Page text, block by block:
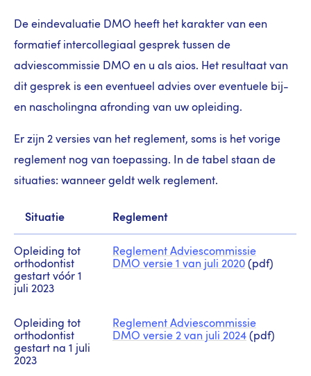
De eindevaluatie DMO heeft het karakter van een
formatief intercollegiaal gesprek tussen de
adviescommissie DMO en u als aios. Het resultaat van
dit gesprek is een eventueel advies over eventuele bij-
en nascholingna afronding van uw opleiding.
Er zijn 2 versies van het reglement, soms is het vorige
reglement nog van toepassing. In de tabel staan de
situaties: wanneer geldt welk reglement.
Situatie Reglement
Opleiding tot
orthodontist
gestart vóór 1
juli 2023
Reglement Adviescommissie
DMO versie 1 van juli 2020 (pdf)
Opleiding tot
orthodontist
gestart na 1 juli
2023
Reglement Adviescommissie
DMO versie 2 van juli 2024 (pdf)